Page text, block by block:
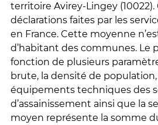
territoire Avirey-Lingey
déclarations faites par les
en France. Cette moyenne
d’habitant des communes. Le
fonction de plusieurs
brute, la densité de
équipements techniques des
d’assainissement ainsi que la
moyen représente la somme